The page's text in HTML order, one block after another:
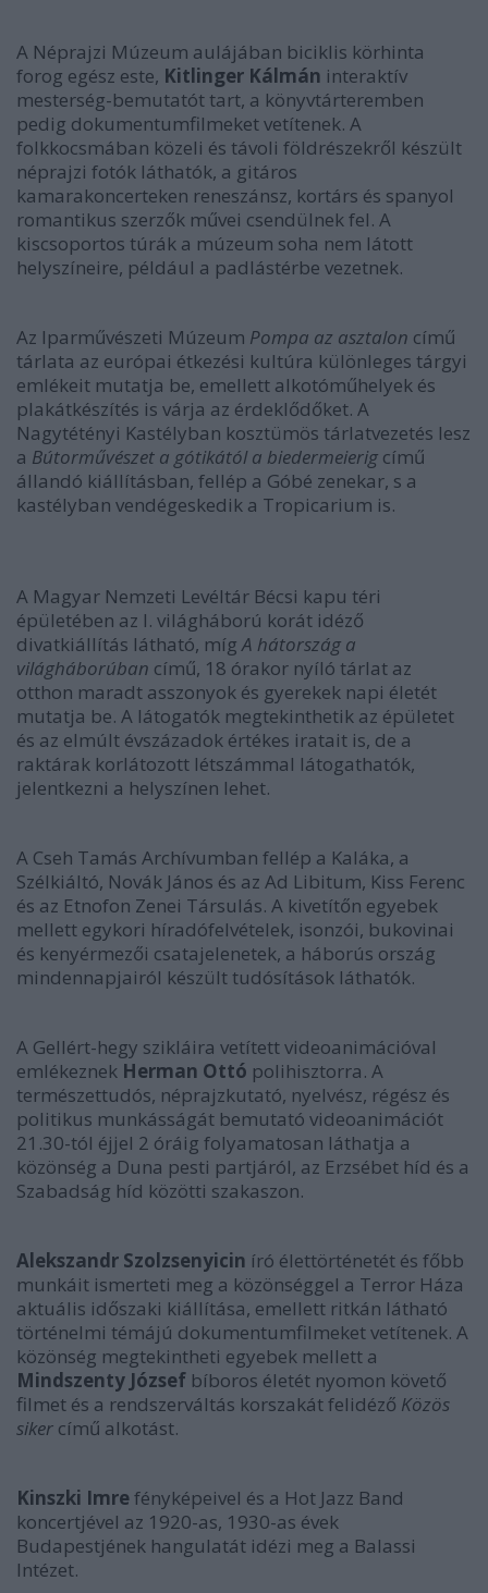
A Néprajzi Múzeum aulájában biciklis körhinta
forog egész este, Kitlinger Kálmán interaktív
mesterség-bemutatót tart, a könyvtárteremben
pedig dokumentumfilmeket vetítenek. A
folkkocsmában közeli és távoli földrészekről készült
néprajzi fotók láthatók, a gitáros
kamarakoncerteken reneszánsz, kortárs és spanyol
romantikus szerzők művei csendülnek fel. A
kiscsoportos túrák a múzeum soha nem látott
helyszíneire, például a padlástérbe vezetnek.
Az Iparművészeti Múzeum Pompa az asztalon című
tárlata az európai étkezési kultúra különleges tárgyi
emlékeit mutatja be, emellett alkotóműhelyek és
plakátkészítés is várja az érdeklődőket. A
Nagytétényi Kastélyban kosztümös tárlatvezetés lesz
a Bútorművészet a gótikától a biedermeierig című
állandó kiállításban, fellép a Góbé zenekar, s a
kastélyban vendégeskedik a Tropicarium is.
A Magyar Nemzeti Levéltár Bécsi kapu téri
épületében az I. világháború korát idéző
divatkiállítás látható, mígA hátország a
világháborúban című, 18 órakor nyíló tárlat az
otthon maradt asszonyok és gyerekek napi életét
mutatja be. A látogatók megtekinthetik az épületet
és az elmúlt évszázadok értékes iratait is, de a
raktárak korlátozott létszámmal látogathatók,
jelentkezni a helyszínen lehet.
A Cseh Tamás Archívumban fellép a Kaláka, a
Szélkiáltó, Novák János és az Ad Libitum, Kiss Ferenc
és az Etnofon Zenei Társulás. A kivetítőn egyebek
mellett egykori híradófelvételek, isonzói, bukovinai
és kenyérmezői csatajelenetek, a háborús ország
mindennapjairól készült tudósítások láthatók.
A Gellért-hegy szikláira vetített videoanimációval
emlékeznek Herman Ottó polihisztorra. A
természettudós, néprajzkutató, nyelvész, régész és
politikus munkásságát bemutató videoanimációt
21.30-tól éjjel 2 óráig folyamatosan láthatja a
közönség a Duna pesti partjáról, az Erzsébet híd és a
Szabadság híd közötti szakaszon.
Alekszandr Szolzsenyicin író élettörténetét és főbb
munkáit ismerteti meg a közönséggel a Terror Háza
aktuális időszaki kiállítása, emellett ritkán látható
történelmi témájú dokumentumfilmeket vetítenek. A
közönség megtekintheti egyebek mellett a
Mindszenty József bíboros életét nyomon követő
filmet és a rendszerváltás korszakát felidéző Közös
siker című alkotást.
Kinszki Imrefényképeivel és a Hot Jazz Band
koncertjével az 1920-as, 1930-as évek
Budapestjének hangulatát idézi meg a Balassi
Intézet.